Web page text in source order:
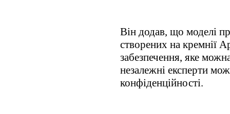
Він додав, що моделі
створених на кремнії
забезпечення, яке
незалежні експерти
конфіденційності.